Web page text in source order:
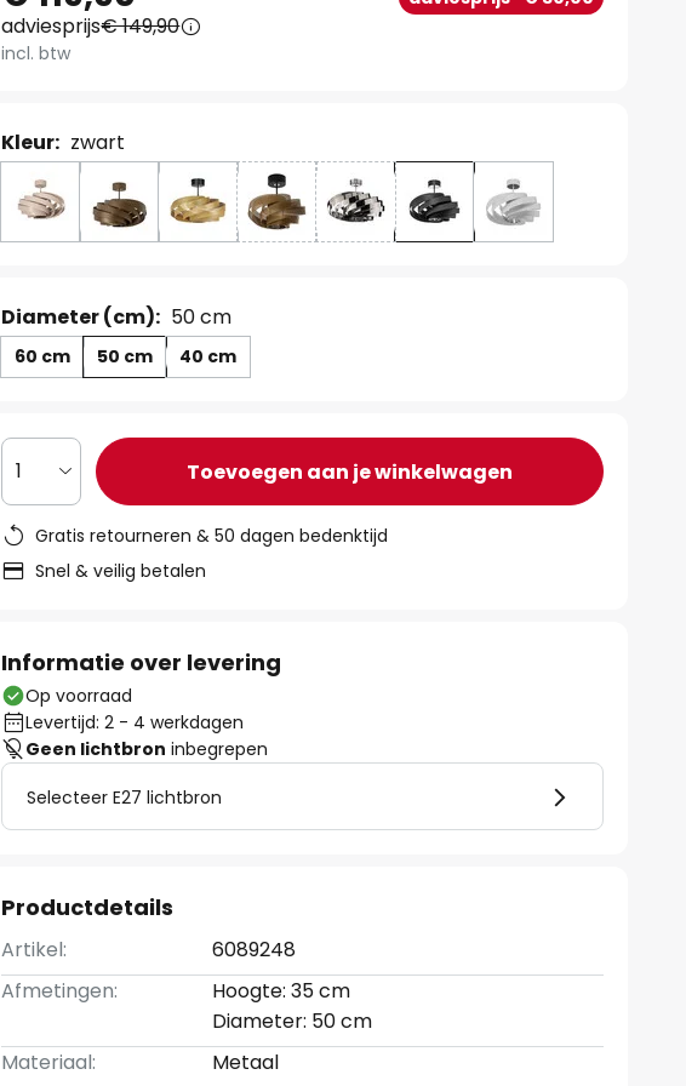
adviesprijs€ 149,90
incl. btw
Kleur: zwart
Diameter (cm): 50 cm
60 cm 50 cm 40 cm
1 Toevoegen aan je winkelwagen
Gratis retourneren & 50 dagen bedenktijd
Snel & veilig betalen
Informatie over levering
Op voorraad
Levertijd: 2 - 4 werkdagen
Geen lichtbron inbegrepen
Selecteer E27 lichtbron
Productdetails
Artikel:
6089248
Afmetingen:
Hoogte: 35 cm
Diameter: 50 cm
Materiaal:
Metaal